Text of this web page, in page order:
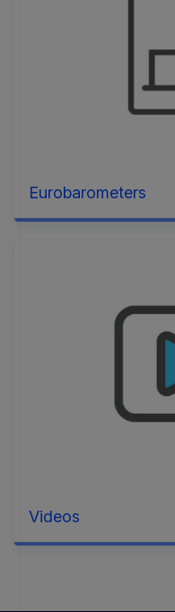
Eurobarometers
Videos